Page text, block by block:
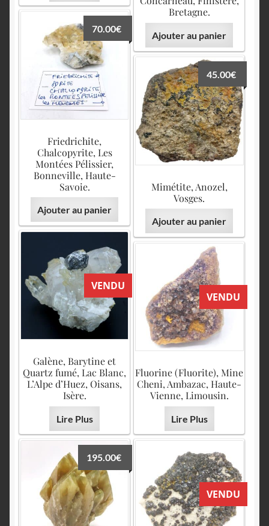
Bretagne.
Ajouter au panier
Friedrichite,
Chalcopyrite, Les
Montées Pélissier,
Bonneville, Haute-
Savoie.
70.00€
Ajouter au panier
Mimétite, Anozel,
Vosges.
45.00€
Ajouter au panier
VENDU
Galène, Barytine et
Quartz fumé, Lac Blanc,
L’Alpe d’Huez, Oisans,
Isère.
Lire Plus
VENDU
Fluorine (Fluorite), Mine
Cheni, Ambazac, Haute-
Vienne, Limousin.
Lire Plus
195.00€
VENDU